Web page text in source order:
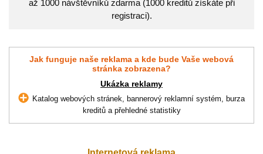
až 1000 návštěvníků zdarma (1000 kreditů získáte při
registraci).
Jak funguje naše reklama a kde bude Vaše webová
stránka zobrazena?
Ukázka reklamy
Katalog webových stránek, bannerový reklamní systém, burza
kreditů a přehledné statistiky